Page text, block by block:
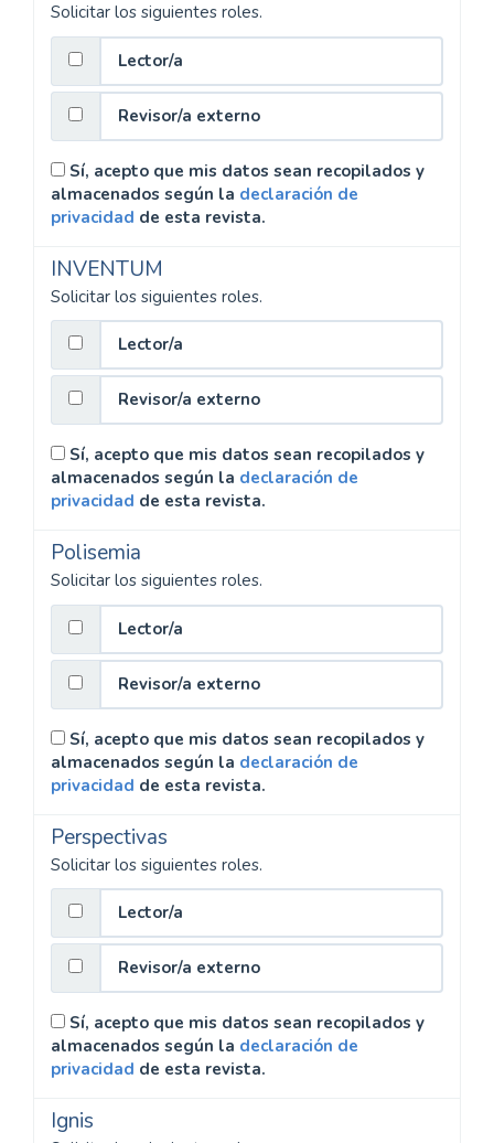
Solicitar los siguientes roles.
Lector/a
Revisor/a externo
almacenados según la declaración de
privacidad de esta revista.
INVENTUM
Solicitar los siguientes roles.
Lector/a
Revisor/a externo
almacenados según la declaración de
privacidad de esta revista.
Polisemia
Solicitar los siguientes roles.
Lector/a
Revisor/a externo
almacenados según la declaración de
privacidad de esta revista.
Perspectivas
Solicitar los siguientes roles.
Lector/a
Revisor/a externo
almacenados según la declaración de
privacidad de esta revista.
Ignis